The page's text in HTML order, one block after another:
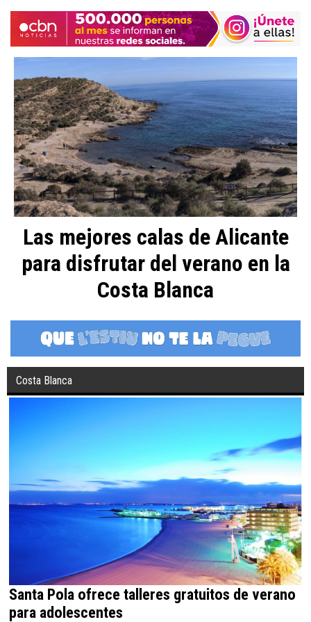
Las mejores calas de Alicante
para disfrutar del verano en la
Costa Blanca
Costa Blanca
Santa Pola ofrece talleres gratuitos de verano
para adolescentes